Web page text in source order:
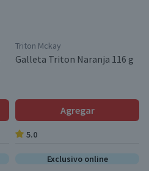
Triton Mckay
Galleta Triton Naranja 116 g
Agregar
5.0
Exclusivo online